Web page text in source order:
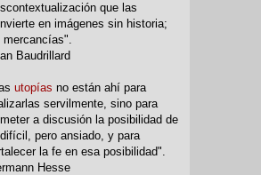
que las
en imágenes sin historia;
mercancías".
Baudrillard
utopías no están ahí para
servilmente, sino para
a discusión la posibilidad de
difícil, pero ansiado, y para
la fe en esa posibilidad".
Hesse